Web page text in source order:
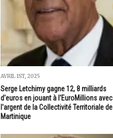
AVRIL 1ST, 2025
Serge Letchimy gagne 12, 8 milliards
d'euros en jouant à l'EuroMillions avec
l'argent de la Collectivité Territoriale de
Martinique